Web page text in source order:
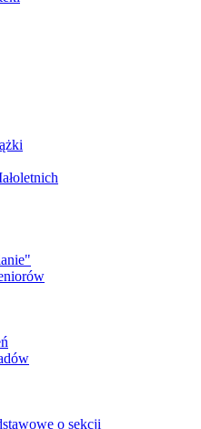
o sekcji